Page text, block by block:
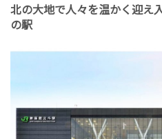
北の大地で人々を温かく迎え
の駅